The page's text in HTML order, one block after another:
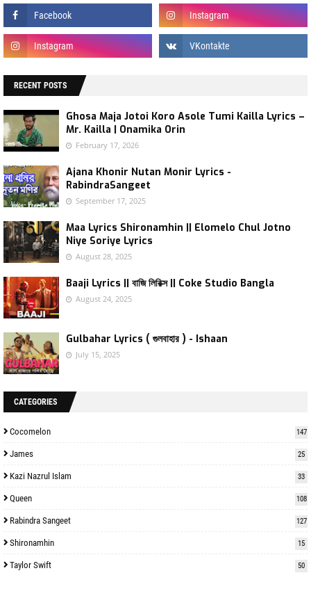
RECENT POSTS
Ghosa Maja Jotoi Koro Asole Tumi Kailla Lyrics –
Mr. Kailla | Onamika Orin
February 17, 2026
Ajana Khonir Nutan Monir Lyrics -
RabindraSangeet
September 17, 2025
Maa Lyrics Shironamhin || Elomelo Chul Jotno
Niye Soriye Lyrics
August 28, 2025
Baaji Lyrics || বাজি লিরিক্স || Coke Studio Bangla
August 24, 2025
Gulbahar Lyrics ( গুলবাহার ) - Ishaan
July 15, 2025
CATEGORIES
Cocomelon 147
James 25
Kazi Nazrul Islam 33
Queen 108
Rabindra Sangeet 127
Shironamhin 15
Taylor Swift 50